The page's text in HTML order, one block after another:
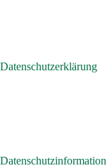
Datenschutzerklärung
Datenschutzinformation